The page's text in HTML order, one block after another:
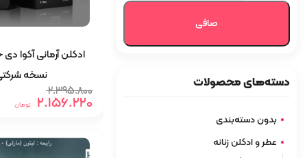
صافی
دسته‌های محصولات
بدون دسته‌بندی
عطر و ادکلن زنانه
ادکلن آرمانی آکوا
نسخه
2.395.800
قیمت
اصلی:
بود.
2.156.220 تومان
قیمت
فعلی: